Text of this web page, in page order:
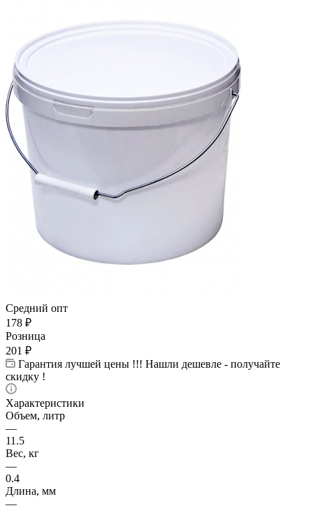
Средний опт
178 ₽
Розница
201 ₽
Гарантия лучшей цены !!! Нашли дешевле - получайте
скидку !
Характеристики
Объем, литр
—
11.5
Вес, кг
—
0.4
Длина, мм
—